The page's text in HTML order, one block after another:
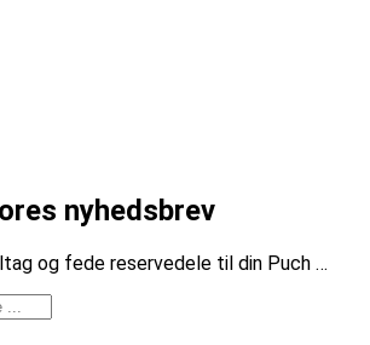
nyhedsbrev
og fede reservedele til din Puch …